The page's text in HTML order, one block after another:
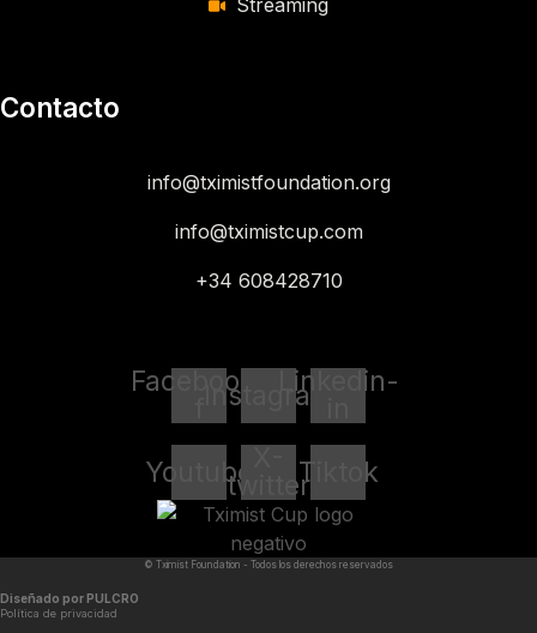
Streaming
Contacto
info@tximistfoundation.org
info@tximistcup.com
+34 608428710
Facebook-InstagramLinkedin-
YoutubetwitterTiktok
© Tximist Foundation - Todos los derechos reservados
Diseñado por PULCRO
Política de privacidad